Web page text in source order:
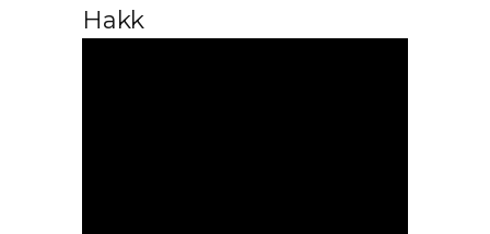
Hakk